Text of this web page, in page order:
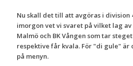
Nu skall det till att avgöras i division
imorgon vet vi svaret på vilket lag av
Malmö och BK Vången som tar
respektive får kvala. För "di gule" är
på menyn.